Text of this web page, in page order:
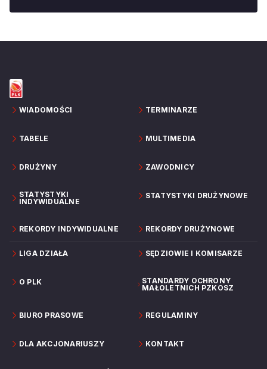
WIADOMOŚCI TERMINARZE
TABELE MULTIMEDIA
DRUŻYNY ZAWODNICY
STATYSTYKI
INDYWIDUALNE
STATYSTYKI DRUŻYNOWE
REKORDY INDYWIDUALNE REKORDY DRUŻYNOWE
LIGA DZIAŁA SĘDZIOWIE I KOMISARZE
O PLK
STANDARDY OCHRONY
MAŁOLETNICH PZKOSZ
BIURO PRASOWE REGULAMINY
DLA AKCJONARIUSZY KONTAKT